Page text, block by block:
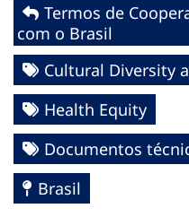
Termos de
com o Brasil
Cultural Diversity
Health Equity
Documentos
Brasil